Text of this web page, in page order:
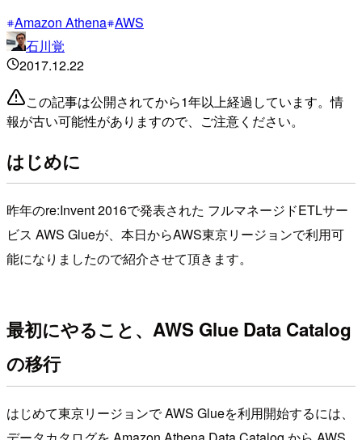
Amazon Athena AWS
石川覚
2017.12.22
この記事は公開されてから1年以上経過しています。情
報が古い可能性がありますので、ご注意ください。
はじめに
昨年のre:Invent 2016で発表された フルマネージドETLサー
ビス AWS Glueが、本日からAWS東京リージョンで利用可
能になりましたので紹介させて頂きます。
最初にやること、AWS Glue Data Catalog
の移行
はじめて東京リージョンで AWS Glueを利用開始するには、